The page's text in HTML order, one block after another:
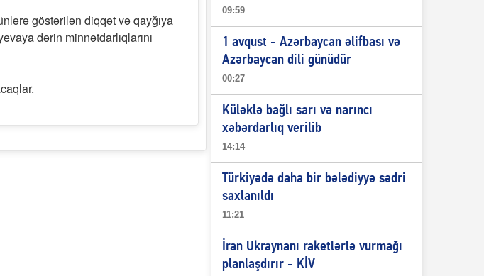
göstərilən diqqət və qayğıya
dərin minnətdarlıqlarını
09:59
1 avqust - Azərbaycan əlifbası və
Azərbaycan dili günüdür
00:27
Küləklə bağlı sarı və narıncı
xəbərdarlıq verilib
14:14
Türkiyədə daha bir bələdiyyə sədri
saxlanıldı
11:21
İran Ukraynanı raketlərlə vurmağı
planlaşdırır - KİV